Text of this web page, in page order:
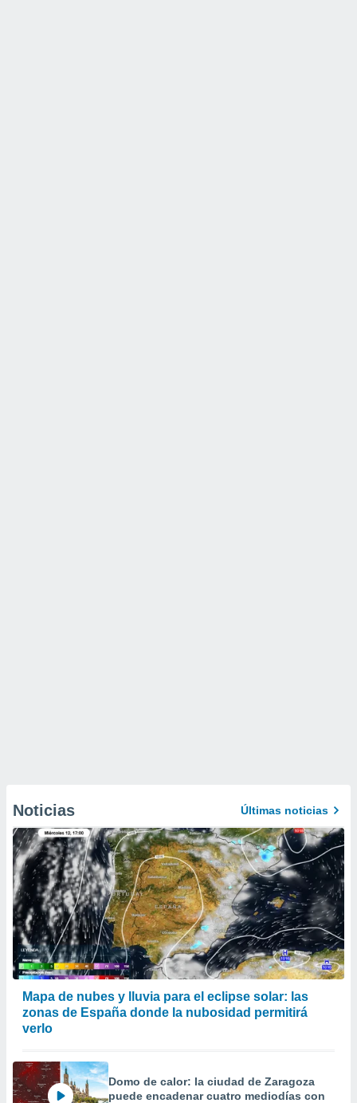
Noticias Últimas noticias
Mapa de nubes y lluvia para el eclipse solar: las
zonas de España donde la nubosidad permitirá
verlo
Domo de calor: la ciudad de Zaragoza
puede encadenar cuatro mediodías con